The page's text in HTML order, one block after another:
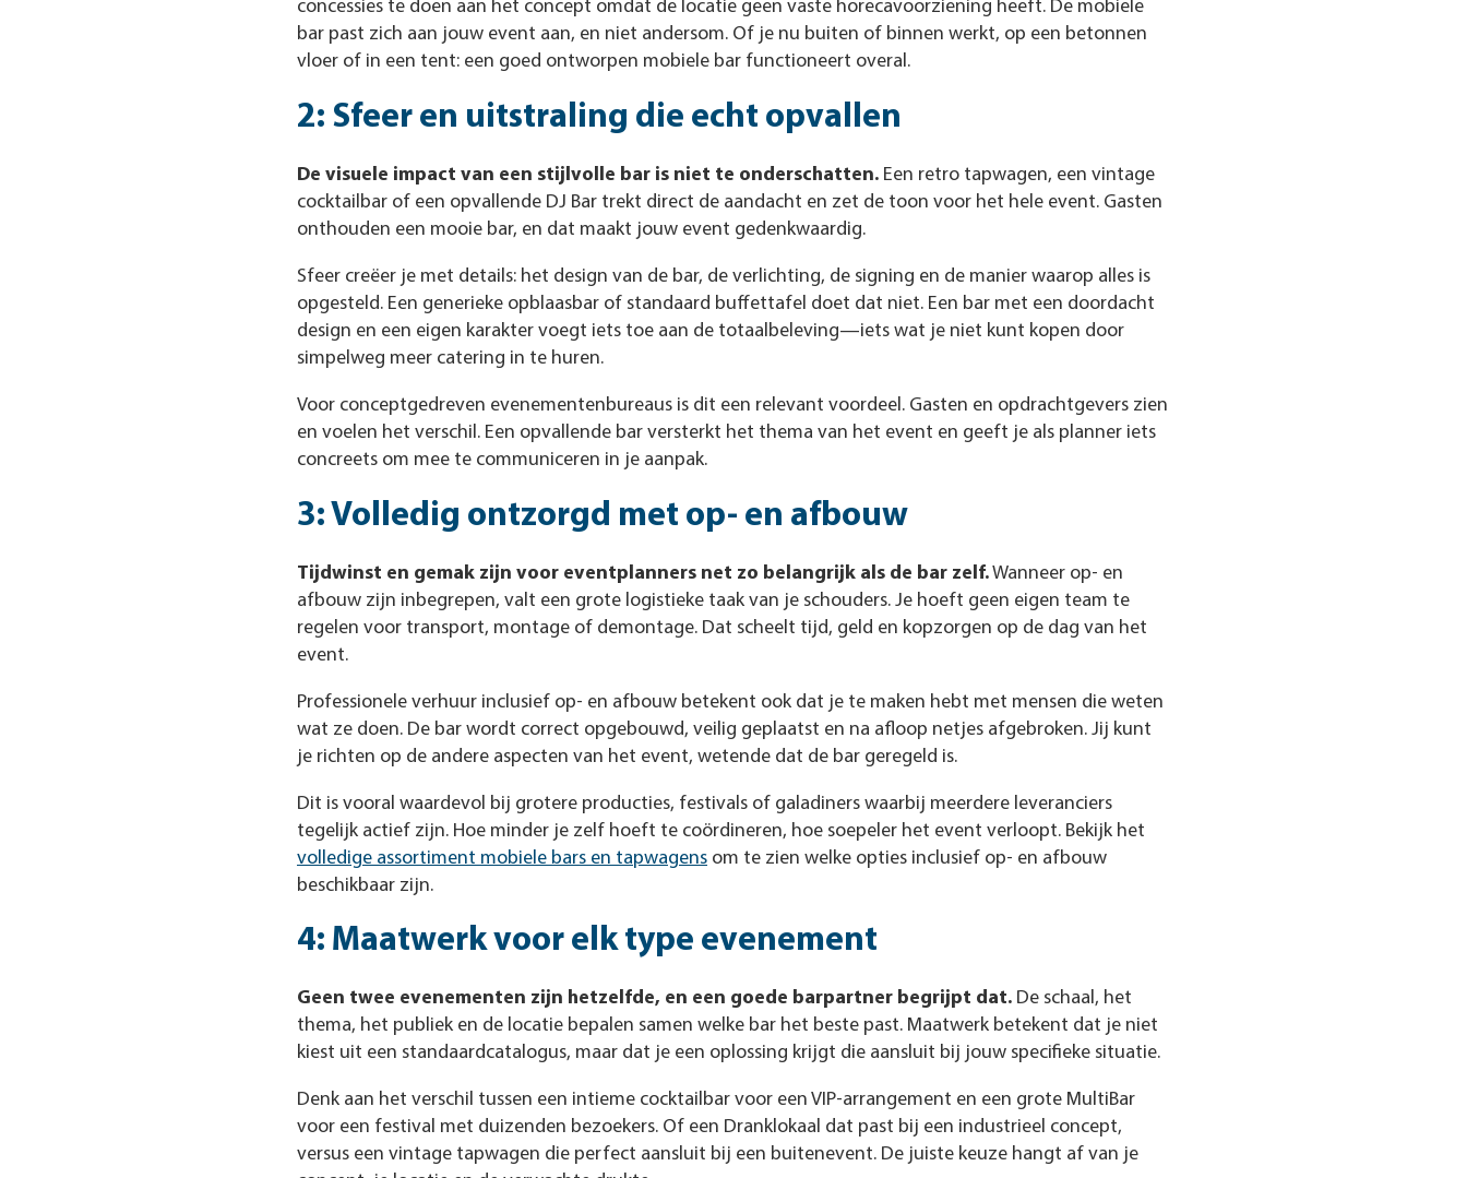
concessies te doen aan het concept omdat de locatie geen vaste horecavoorziening heeft. De mobiele
bar past zich aan jouw event aan, en niet andersom. Of je nu buiten of binnen werkt, op een betonnen
vloer of in een tent: een goed ontworpen mobiele bar functioneert overal.
2: Sfeer en uitstraling die echt opvallen
De visuele impact van een stijlvolle bar is niet te onderschatten. Een retro tapwagen, een vintage
cocktailbar of een opvallende DJ Bar trekt direct de aandacht en zet de toon voor het hele event. Gasten
onthouden een mooie bar, en dat maakt jouw event gedenkwaardig.
Sfeer creëer je met details: het design van de bar, de verlichting, de signing en de manier waarop alles is
opgesteld. Een generieke opblaasbar of standaard buffettafel doet dat niet. Een bar met een doordacht
design en een eigen karakter voegt iets toe aan de totaalbeleving—iets wat je niet kunt kopen door
simpelweg meer catering in te huren.
Voor conceptgedreven evenementenbureaus is dit een relevant voordeel. Gasten en opdrachtgevers zien
en voelen het verschil. Een opvallende bar versterkt het thema van het event en geeft je als planner iets
concreets om mee te communiceren in je aanpak.
3: Volledig ontzorgd met op- en afbouw
Tijdwinst en gemak zijn voor eventplanners net zo belangrijk als de bar zelf.Wanneer op- en
afbouw zijn inbegrepen, valt een grote logistieke taak van je schouders. Je hoeft geen eigen team te
regelen voor transport, montage of demontage. Dat scheelt tijd, geld en kopzorgen op de dag van het
event.
Professionele verhuur inclusief op- en afbouw betekent ook dat je te maken hebt met mensen die weten
wat ze doen. De bar wordt correct opgebouwd, veilig geplaatst en na afloop netjes afgebroken. Jij kunt
je richten op de andere aspecten van het event, wetende dat de bar geregeld is.
Dit is vooral waardevol bij grotere producties, festivals of galadiners waarbij meerdere leveranciers
tegelijk actief zijn. Hoe minder je zelf hoeft te coördineren, hoe soepeler het event verloopt. Bekijk het
volledige assortiment mobiele bars en tapwagens om te zien welke opties inclusief op- en afbouw
beschikbaar zijn.
4: Maatwerk voor elk type evenement
Geen twee evenementen zijn hetzelfde, en een goede barpartner begrijpt dat. De schaal, het
thema, het publiek en de locatie bepalen samen welke bar het beste past. Maatwerk betekent dat je niet
kiest uit een standaardcatalogus, maar dat je een oplossing krijgt die aansluit bij jouw specifieke situatie.
Denk aan het verschil tussen een intieme cocktailbar voor een VIP-arrangement en een grote MultiBar
voor een festival met duizenden bezoekers. Of een Dranklokaal dat past bij een industrieel concept,
versus een vintage tapwagen die perfect aansluit bij een buitenevent. De juiste keuze hangt af van je